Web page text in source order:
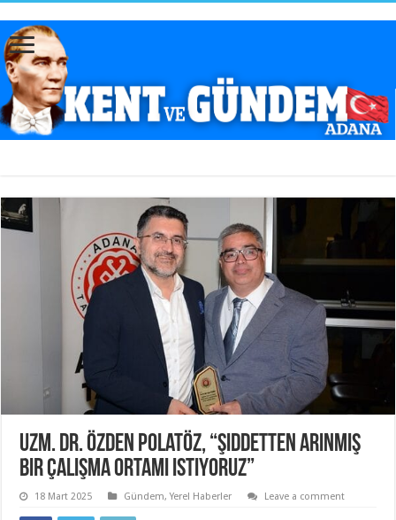
Uzm. Dr. Özden Polatöz, “Şiddetten arınmış
bir çalışma ortamı istiyoruz”
18 Mart 2025 Gündem,Yerel Haberler Leave a comment